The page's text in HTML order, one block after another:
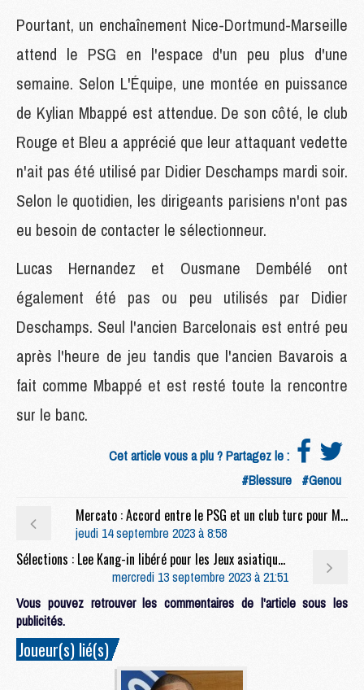
Pourtant, un enchaînement Nice-Dortmund-Marseille
attend le PSG en l'espace d'un peu plus d'une
semaine. Selon L'Équipe, une montée en puissance
de Kylian Mbappé est attendue. De son côté, le club
Rouge et Bleu a apprécié que leur attaquant vedette
n'ait pas été utilisé par Didier Deschamps mardi soir.
Selon le quotidien, les dirigeants parisiens n'ont pas
eu besoin de contacter le sélectionneur.
Lucas Hernandez et Ousmane Dembélé ont
également été pas ou peu utilisés par Didier
Deschamps. Seul l'ancien Barcelonais est entré peu
après l'heure de jeu tandis que l'ancien Bavarois a
fait comme Mbappé et est resté toute la rencontre
sur le banc.
Cet article vous a plu ? Partagez le :
#Blessure #Genou
Mercato : Accord entre le PSG et un club turc pour Michut
jeudi 14 septembre 2023 à 8:58
Sélections : Lee Kang-in libéré pour les Jeux asiatiques après PSG/OM ?
mercredi 13 septembre 2023 à 21:51
Vous pouvez retrouver les commentaires de l'article sous les
publicités.
Joueur(s) lié(s)